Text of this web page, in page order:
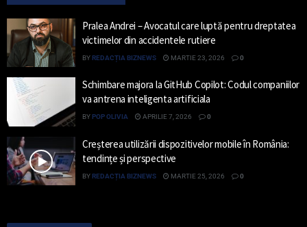
Pralea Andrei – Avocatul care luptă pentru dreptatea
victimelor din accidentele rutiere
BYREDACȚIA BIZNEWS MARTIE 23, 2026 0
Schimbare majora la GitHub Copilot: Codul companiilor
va antrena inteligenta artificiala
BY POP OLIVIA APRILIE 7, 2026 0
Creșterea utilizării dispozitivelor mobile în România:
tendințe și perspective
BYREDACȚIA BIZNEWS MARTIE 25, 2026 0